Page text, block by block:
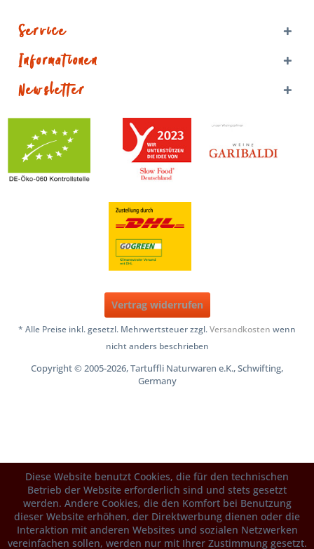
Service
Informationen
Newsletter
Vertrag widerrufen
* Alle Preise inkl. gesetzl. Mehrwertsteuer zzgl.Versandkosten wenn
nicht anders beschrieben
Copyright © 2005-2026, Tartuffli Naturwaren e.K., Schwifting,
Germany
Diese Website benutzt Cookies, die für den technischen
Betrieb der Website erforderlich sind und stets gesetzt
werden. Andere Cookies, die den Komfort bei Benutzung
dieser Website erhöhen, der Direktwerbung dienen oder die
Interaktion mit anderen Websites und sozialen Netzwerken
vereinfachen sollen, werden nur mit Ihrer Zustimmung gesetzt.